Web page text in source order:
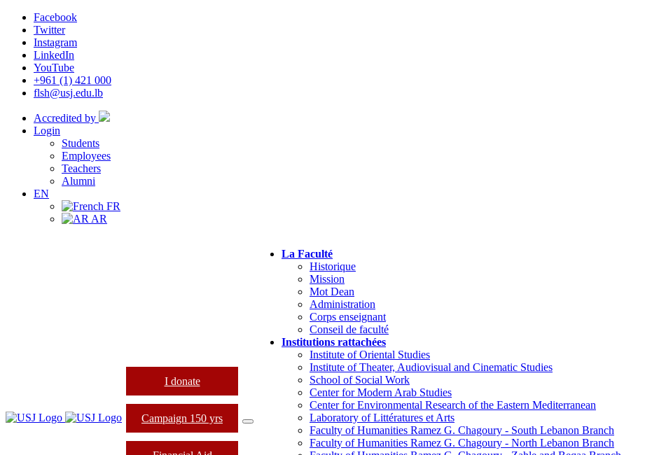
Facebook
Twitter
Instagram
LinkedIn
YouTube
+961 (1) 421 000
flsh@usj.edu.lb
Accredited by
Login
Students
Employees
Teachers
Alumni
EN
FR
AR
I donate
Campaign 150 yrs
La Faculté
Historique
Mission
Mot Dean
Administration
Corps enseignant
Conseil de faculté
Institutions rattachées
Institute of Oriental Studies
Institute of Theater, Audiovisual and Cinematic Studies
School of Social Work
Center for Modern Arab Studies
Center for Environmental Research of the Eastern Mediterranean
Laboratory of Littératures et Arts
Faculty of Humanities Ramez G. Chagoury - South Lebanon Branch
Faculty of Humanities Ramez G. Chagoury - North Lebanon Branch